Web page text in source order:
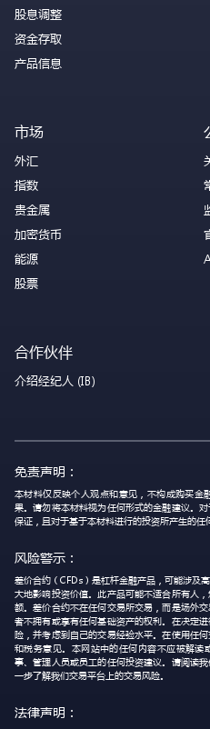
股息调整
资金存取
产品信息
市场
外汇
指数
贵金属
加密货币
能源
股票
合作伙伴
介绍经纪人 (IB)
免责声明：
本材料仅反映个人观点和意见，不构成购买
果。请勿将本材料视为任何形式的金融建议。
保证，且对于基于本材料进行的投资所产生的任
风险警示：
差价合约（CFDs）是杠杆金融产品，可能涉及
大地影响投资价值。此产品可能不适合所有人
额。差价合约不在任何交易所交易，而是场外
者不拥有或享有任何基础资产的权利。在决定
险，并考虑到自己的交易经验水平。在使用任
和税务意见。本网站中的任何内容不应被解
事、管理人员或员工的任何投资建议。请阅读
一步了解我们交易平台上的交易风险。
法律声明：